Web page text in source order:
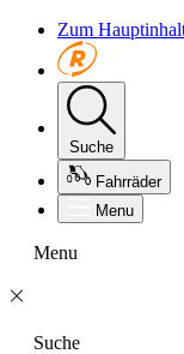
Zum
Suche
Fahrräder
Menu
Menu
Suche